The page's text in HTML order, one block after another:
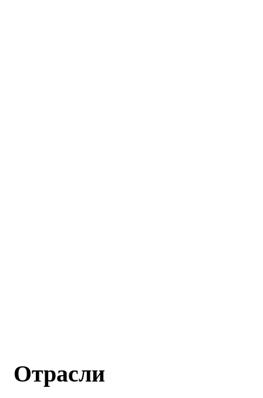
Отрасли